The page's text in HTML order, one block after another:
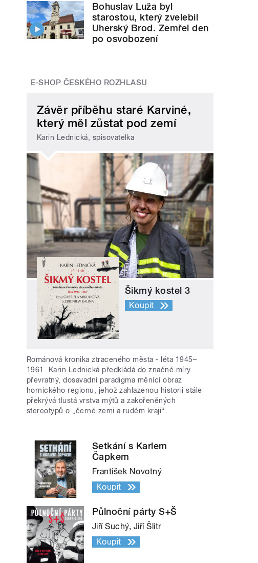
Bohuslav Luža byl
starostou, který zvelebil
Uherský Brod. Zemřel den
po osvobození
E-SHOP ČESKÉHO ROZHLASU
Závěr příběhu staré Karviné,
který měl zůstat pod zemí
Karin Lednická, spisovatelka
Šikmý kostel 3
Koupit
Románová kronika ztraceného města - léta 1945–
1961. Karin Lednická předkládá do značné míry
převratný, dosavadní paradigma měnící obraz
hornického regionu, jehož zahlazenou historii stále
překrývá tlustá vrstva mýtů a zakořeněných
stereotypů o „černé zemi a rudém kraji“.
Setkání s Karlem
Čapkem
František Novotný
Koupit
Půlnoční párty S+Š
Jiří Suchý, Jiří Šlitr
Koupit